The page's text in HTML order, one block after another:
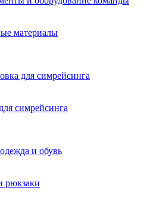
материалы
для симрейсинга
симрейсинга
и обувь
рюкзаки